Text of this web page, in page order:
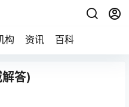
构 资讯 百科
答)